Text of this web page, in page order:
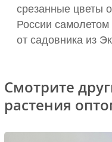
срезанные цветы
России
от садовника из
Смотрите
растения